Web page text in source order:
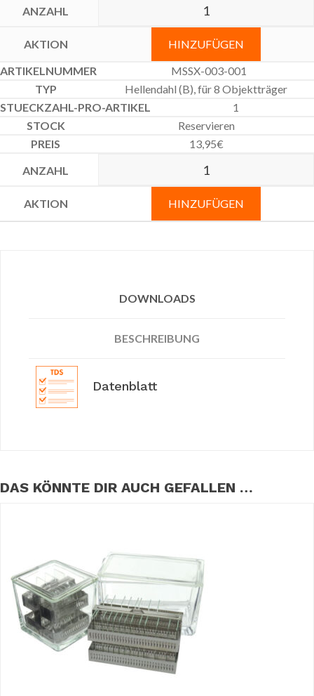
HINZUFÜGEN
MSSX-003-001
Hellendahl (B), für 8 Objektträger
1
Reservieren
13,95€
HINZUFÜGEN
DOWNLOADS
BESCHREIBUNG
Datenblatt
DAS KÖNNTE DIR AUCH GEFALLEN …